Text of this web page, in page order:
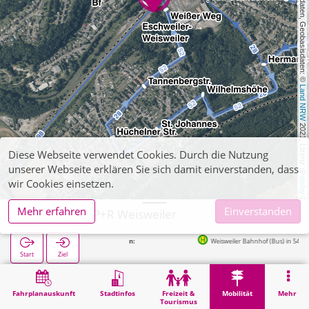
, Kartendaten, Geobasisdaten: ©
Land NRW
2021, Lizenz
dl-de/by-2-0
Fahrplanauskunft Stadtinfos
Freizeit &
Tourismus
Mobilität Mehr
Eschweiler, P+R Weisweiler
Start Ziel
Weisweiler Bahnhof (Bus) in 54m
Mobilität Eschweiler, P+R Weisweiler
Diese Webseite verwendet Cookies. Durch die Nutzung
unserer Webseite erklären Sie sich damit einverstanden, dass
wir Cookies einsetzen.
Mehr erfahren
Einverstanden